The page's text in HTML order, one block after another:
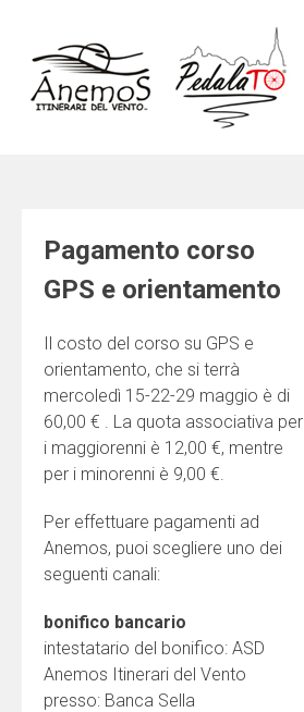
content
Pagamento corso
GPS e orientamento
Il costo del corso su GPS e
orientamento, che si terrà
mercoledì 15-22-29 maggio è di
60,00 € . La quota associativa per
i maggiorenni è 12,00 €, mentre
per i minorenni è 9,00 €.
Per effettuare pagamenti ad
Anemos, puoi scegliere uno dei
seguenti canali:
bonifico bancario
intestatario del bonifico: ASD
Anemos Itinerari del Vento
presso: Banca Sella